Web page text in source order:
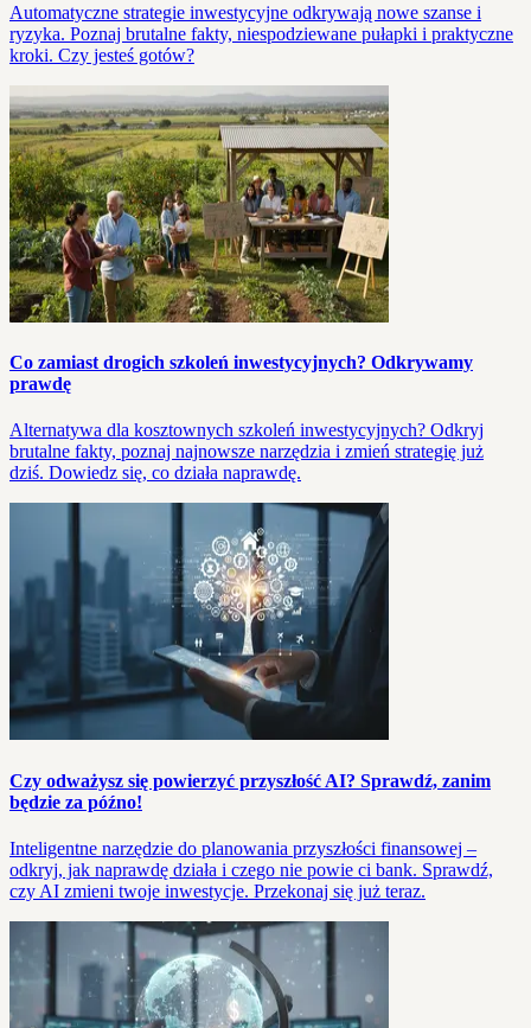
Automatyczne strategie inwestycyjne odkrywają nowe szanse i
ryzyka. Poznaj brutalne fakty, niespodziewane pułapki i praktyczne
kroki. Czy jesteś gotów?
Co zamiast drogich szkoleń inwestycyjnych? Odkrywamy
prawdę
Alternatywa dla kosztownych szkoleń inwestycyjnych? Odkryj
brutalne fakty, poznaj najnowsze narzędzia i zmień strategię już
dziś. Dowiedz się, co działa naprawdę.
Czy odważysz się powierzyć przyszłość AI? Sprawdź, zanim
będzie za późno!
Inteligentne narzędzie do planowania przyszłości finansowej –
odkryj, jak naprawdę działa i czego nie powie ci bank. Sprawdź,
czy AI zmieni twoje inwestycje. Przekonaj się już teraz.